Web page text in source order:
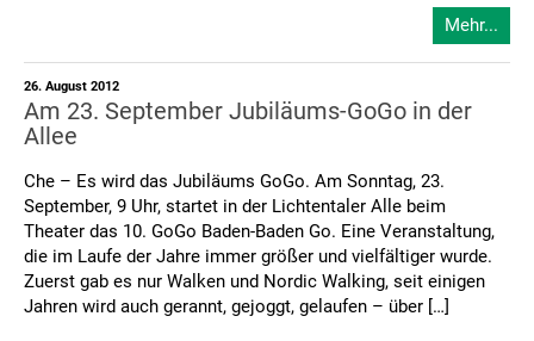
Mehr...
26. August 2012
Am 23. September Jubiläums-GoGo in der
Allee
Che – Es wird das Jubiläums GoGo. Am Sonntag, 23.
September, 9 Uhr, startet in der Lichtentaler Alle beim
Theater das 10. GoGo Baden-Baden Go. Eine Veranstaltung,
die im Laufe der Jahre immer größer und vielfältiger wurde.
Zuerst gab es nur Walken und Nordic Walking, seit einigen
Jahren wird auch gerannt, gejoggt, gelaufen – über […]